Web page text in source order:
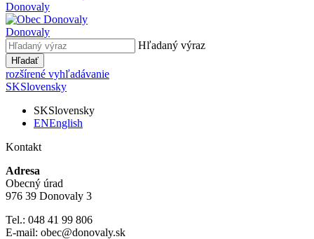
Donovaly
Donovaly
Hľadaný výraz
Hľadať
rozšírené vyhľadávanie
SKSlovensky
SKSlovensky
ENEnglish
Kontakt
Adresa
Obecný úrad
976 39 Donovaly 3
Tel.: 048 41 99 806
E-mail: obec@donovaly.sk